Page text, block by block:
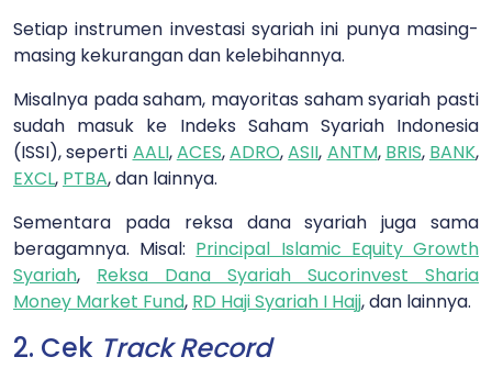
Setiap instrumen investasi syariah ini punya masing-
masing kekurangan dan kelebihannya.
Misalnya pada saham, mayoritas saham syariah pasti
sudah masuk ke Indeks Saham Syariah Indonesia
(ISSI), seperti AALI,ACES,ADRO,ASII, ANTM, BRIS, BANK,
EXCL, PTBA, dan lainnya.
Sementara pada reksa dana syariah juga sama
beragamnya. Misal: Principal Islamic Equity Growth
Syariah, Reksa Dana Syariah Sucorinvest Sharia
Money Market Fund, RD Haji Syariah I Hajj, dan lainnya.
2. Cek Track Record